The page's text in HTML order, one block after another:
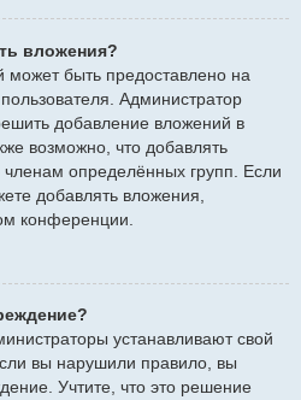
вложения?
быть предоставлено на
Администратор
добавление вложений в
возможно, что добавлять
определённых групп. Если
добавлять вложения,
конференции.
устанавливают свой
вы нарушили правило, вы
Учтите, что это решение